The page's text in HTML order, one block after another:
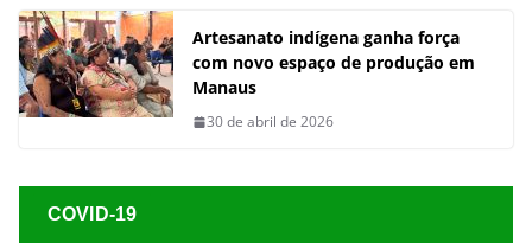
Artesanato indígena ganha força
com novo espaço de produção em
Manaus
30 de abril de 2026
COVID-19